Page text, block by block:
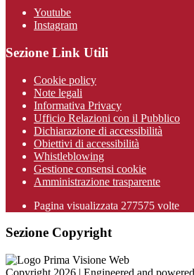
Youtube
Instagram
Sezione Link Utili
Cookie policy
Note legali
Informativa Privacy
Ufficio Relazioni con il Pubblico
Dichiarazione di accessibilità
Obiettivi di accessibilità
Whistleblowing
Gestione consensi cookie
Amministrazione trasparente
Pagina visualizzata 277575 volte
Sezione Copyright
Copyright 2026 | Engineered and